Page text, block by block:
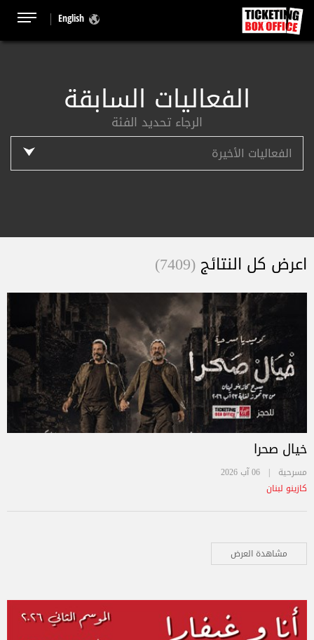
English
الفعاليات السابقة
الرجاء تحديد الفئة
اعرض كل النتائج(7409)
خيال صحرا
مسرحية | 06 آب 2026
كازينو لبنان
مشاهدة العرض